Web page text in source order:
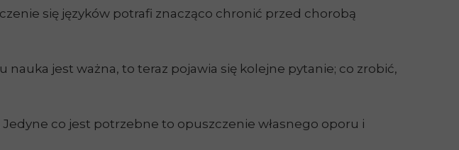
się języków potrafi znacząco chronić przed chorobą
jest ważna, to teraz pojawia się kolejne pytanie; co zrobić,
co jest potrzebne to opuszczenie własnego oporu i